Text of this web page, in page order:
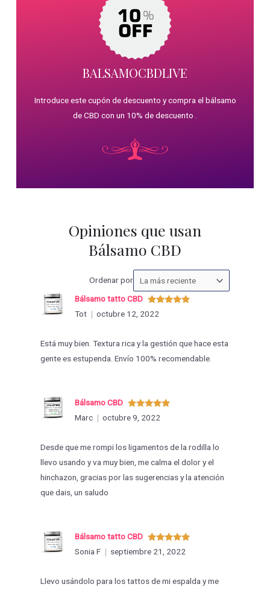
BALSAMOCBDLIVE
Introduce este cupón de descuento y compra el bálsamo
de CBD con un 10% de descuento .
Opiniones que usan
Bálsamo CBD
Ordenar porOrdenar
las
Valorado
con
Bálsamo tatto CBD
Tot
octubre 12, 2022
Está muy bien. Textura rica y la gestión que hace esta
gente es estupenda. Envío 100% recomendable.
Valorado
con5de 5
Bálsamo CBD
Marc
octubre 9, 2022
Desde que me rompi los ligamentos de la rodilla lo
llevo usando y va muy bien, me calma el dolor y el
hinchazon, gracias por las sugerencias y la atención
que dais, un saludo
Valorado
con 5de 5
Bálsamo tatto CBD
Sonia F
septiembre 21, 2022
Llevo usándolo para los tattos de mi espalda y me